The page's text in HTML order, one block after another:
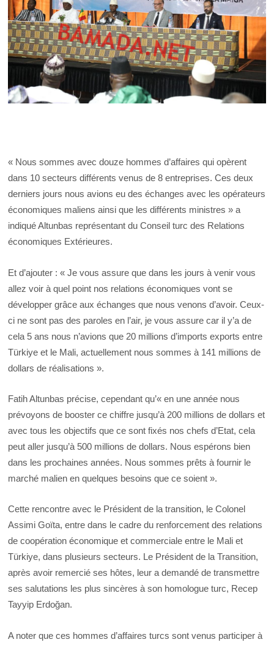
« Nous sommes avec douze hommes d’affaires qui opèrent
dans 10 secteurs différents venus de 8 entreprises. Ces deux
derniers jours nous avions eu des échanges avec les opérateurs
économiques maliens ainsi que les différents ministres » a
indiqué Altunbas représentant du Conseil turc des Relations
économiques Extérieures.
Et d’ajouter : « Je vous assure que dans les jours à venir vous
allez voir à quel point nos relations économiques vont se
développer grâce aux échanges que nous venons d’avoir. Ceux-
ci ne sont pas des paroles en l’air, je vous assure car il y’a de
cela 5 ans nous n’avions que 20 millions d’imports exports entre
Türkiye et le Mali, actuellement nous sommes à 141 millions de
dollars de réalisations ».
Fatih Altunbas précise, cependant qu’« en une année nous
prévoyons de booster ce chiffre jusqu’à 200 millions de dollars et
avec tous les objectifs que ce sont fixés nos chefs d’Etat, cela
peut aller jusqu’à 500 millions de dollars. Nous espérons bien
dans les prochaines années. Nous sommes prêts à fournir le
marché malien en quelques besoins que ce soient ».
Cette rencontre avec le Président de la transition, le Colonel
Assimi Goïta, entre dans le cadre du renforcement des relations
de coopération économique et commerciale entre le Mali et
Türkiye, dans plusieurs secteurs. Le Président de la Transition,
après avoir remercié ses hôtes, leur a demandé de transmettre
ses salutations les plus sincères à son homologue turc, Recep
Tayyip Erdoğan.
A noter que ces hommes d’affaires turcs sont venus participer à